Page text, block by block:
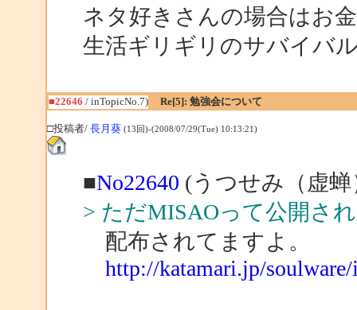
ネタ好きさんの場合はお
生活ギリギリのサバイバ
■22646 / inTopicNo.7) Re[5]: 勉強会について
□投稿者/ 長月葵 (13回)-(2008/07/29(Tue) 10:13:21)
■No22640 (うつせみ（虚
> ただMISAOって公開さ
配布されてますよ。
http://katamari.jp/